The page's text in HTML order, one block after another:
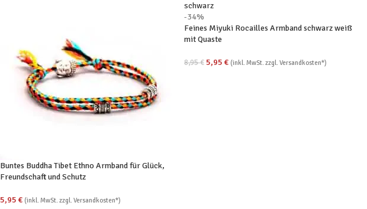
Buntes Buddha Tibet Ethno Armband für Glück,
Freundschaft und Schutz
5,95 € (inkl. MwSt. zzgl. Versandkosten*)
-34%
Feines Miyuki Rocailles Armband schwarz weiß
mit Quaste
8,95€ 5,95 € (inkl. MwSt. zzgl. Versandkosten*)